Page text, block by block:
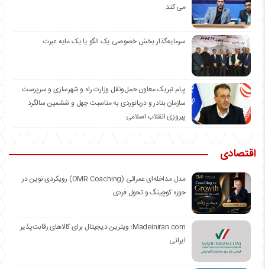
می کند.
سرمایه‌گذار بخش خصوصی یک الگو یا یک مایه عبرت
️پیام تبریک معاون حمل‌ونقل وزارت راه و شهرسازی و سرپرست
سازمان بنادر و دریانوردی به مناسبت چهل و ششمین سالگرد
پیروزی انقلاب اسلامی
اقتصادی
مدل مداخله‌ای عمرائی (OMR Coaching) رویکردی نوین در
حوزه کوچینگ و تحول فردی
Madeiniran.com؛ ویترین دیجیتال برای کالاهای رقابت‌پذیر
ایرانی